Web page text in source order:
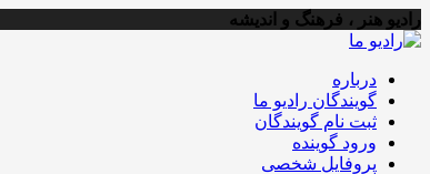
رادیو هنر ، فرهنگ و اندیشه
درباره
گویندگان رادیو ما
ثبت نام گویندگان
ورود گوینده
پروفایل شخصی